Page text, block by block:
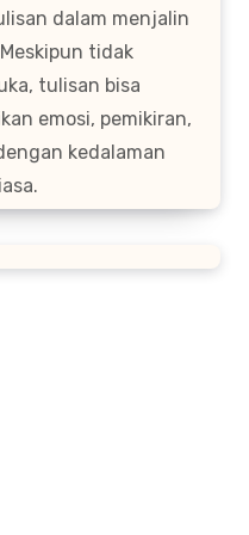
dalam menjalin
tidak
tulisan bisa
emosi, pemikiran,
kedalaman